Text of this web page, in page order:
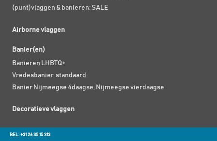
(punt)vlaggen & banieren; SALE
Airborne vlaggen
Banier(en)
Banieren LHBTQ+
Vredesbanier, standaard
Banier Nijmeegse 4daagse, Nijmeegse vierdaagse
Decoratieve vlaggen
BEL: +31 26 35 15 313